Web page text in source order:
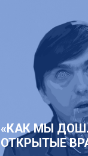
«КАК МЫ
ОТКРЫТЫЕ